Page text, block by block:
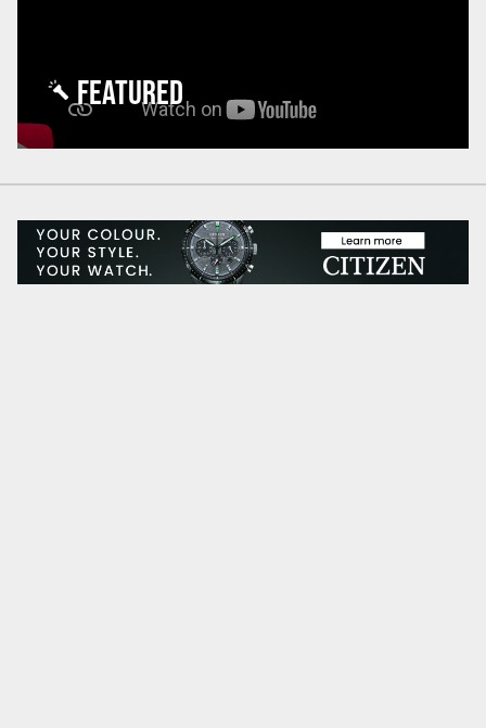
FEATURED